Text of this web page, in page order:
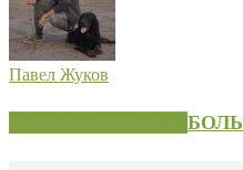
Павел Жуков